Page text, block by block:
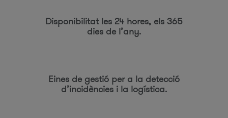
Disponibilitat les 24 hores, els 365
dies de l’any.
Eines de gestió per a la detecció
d’incidències i la logística.